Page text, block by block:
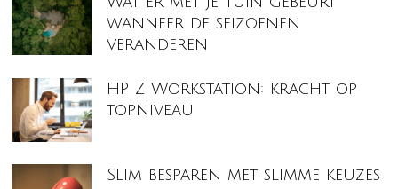
wanneer de seizoenen
veranderen
HP Z Workstation: kracht op
topniveau
Slim besparen met slimme keuzes